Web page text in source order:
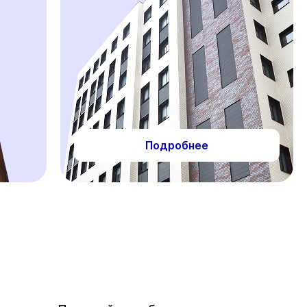
Подробнее